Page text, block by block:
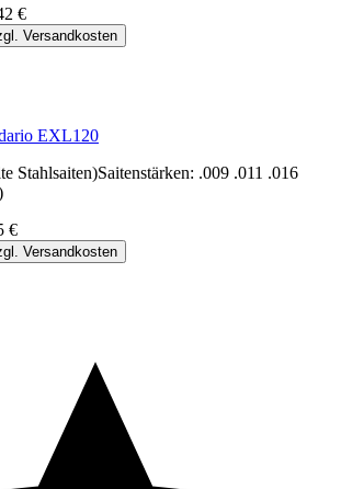
€
Versandkosten
EXL120
Stahlsaiten)Saitenstärken: .009 .011 .016
€
Versandkosten